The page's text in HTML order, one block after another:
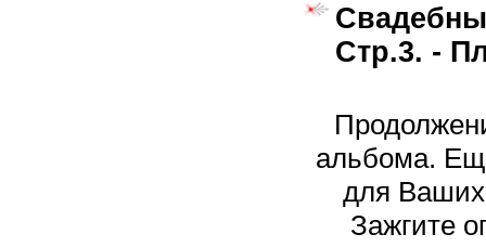
Стр.3. -
альбома.
для
Зажгите